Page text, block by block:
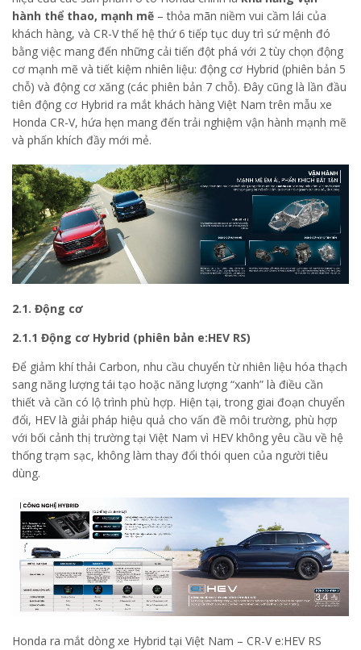
hành thể thao, mạnh mẽ – thỏa mãn niềm vui cầm lái của
khách hàng, và CR-V thế hệ thứ 6 tiếp tục duy trì sứ mệnh đó
bằng việc mang đến những cải tiến đột phá với 2 tùy chọn động
cơ mạnh mẽ và tiết kiệm nhiên liệu: động cơ Hybrid (phiên bản 5
chỗ) và động cơ xăng (các phiên bản 7 chỗ). Đây cũng là lần đầu
tiên động cơ Hybrid ra mắt khách hàng Việt Nam trên mẫu xe
Honda CR-V, hứa hẹn mang đến trải nghiệm vận hành mạnh mẽ
và phấn khích đầy mới mẻ.
2.1. Động cơ
2.1.1 Động cơ Hybrid (phiên bản e:HEV RS)
Để giảm khí thải Carbon, nhu cầu chuyển từ nhiên liệu hóa thạch
sang năng lượng tái tạo hoặc năng lượng “xanh” là điều cần
thiết và cần có lộ trình phù hợp. Hiện tại, trong giai đoạn chuyển
đổi, HEV là giải pháp hiệu quả cho vấn đề môi trường, phù hợp
với bối cảnh thị trường tại Việt Nam vì HEV không yêu cầu về hệ
thống trạm sạc, không làm thay đổi thói quen của người tiêu
dùng.
Honda ra mắt dòng xe Hybrid tại Việt Nam – CR-V e:HEV RS